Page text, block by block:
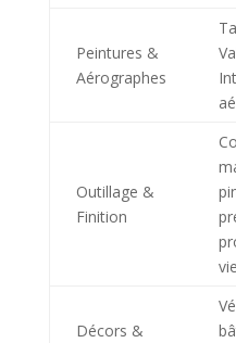
Peintures &
Aérographes
Outillage &
Finition
Décors &